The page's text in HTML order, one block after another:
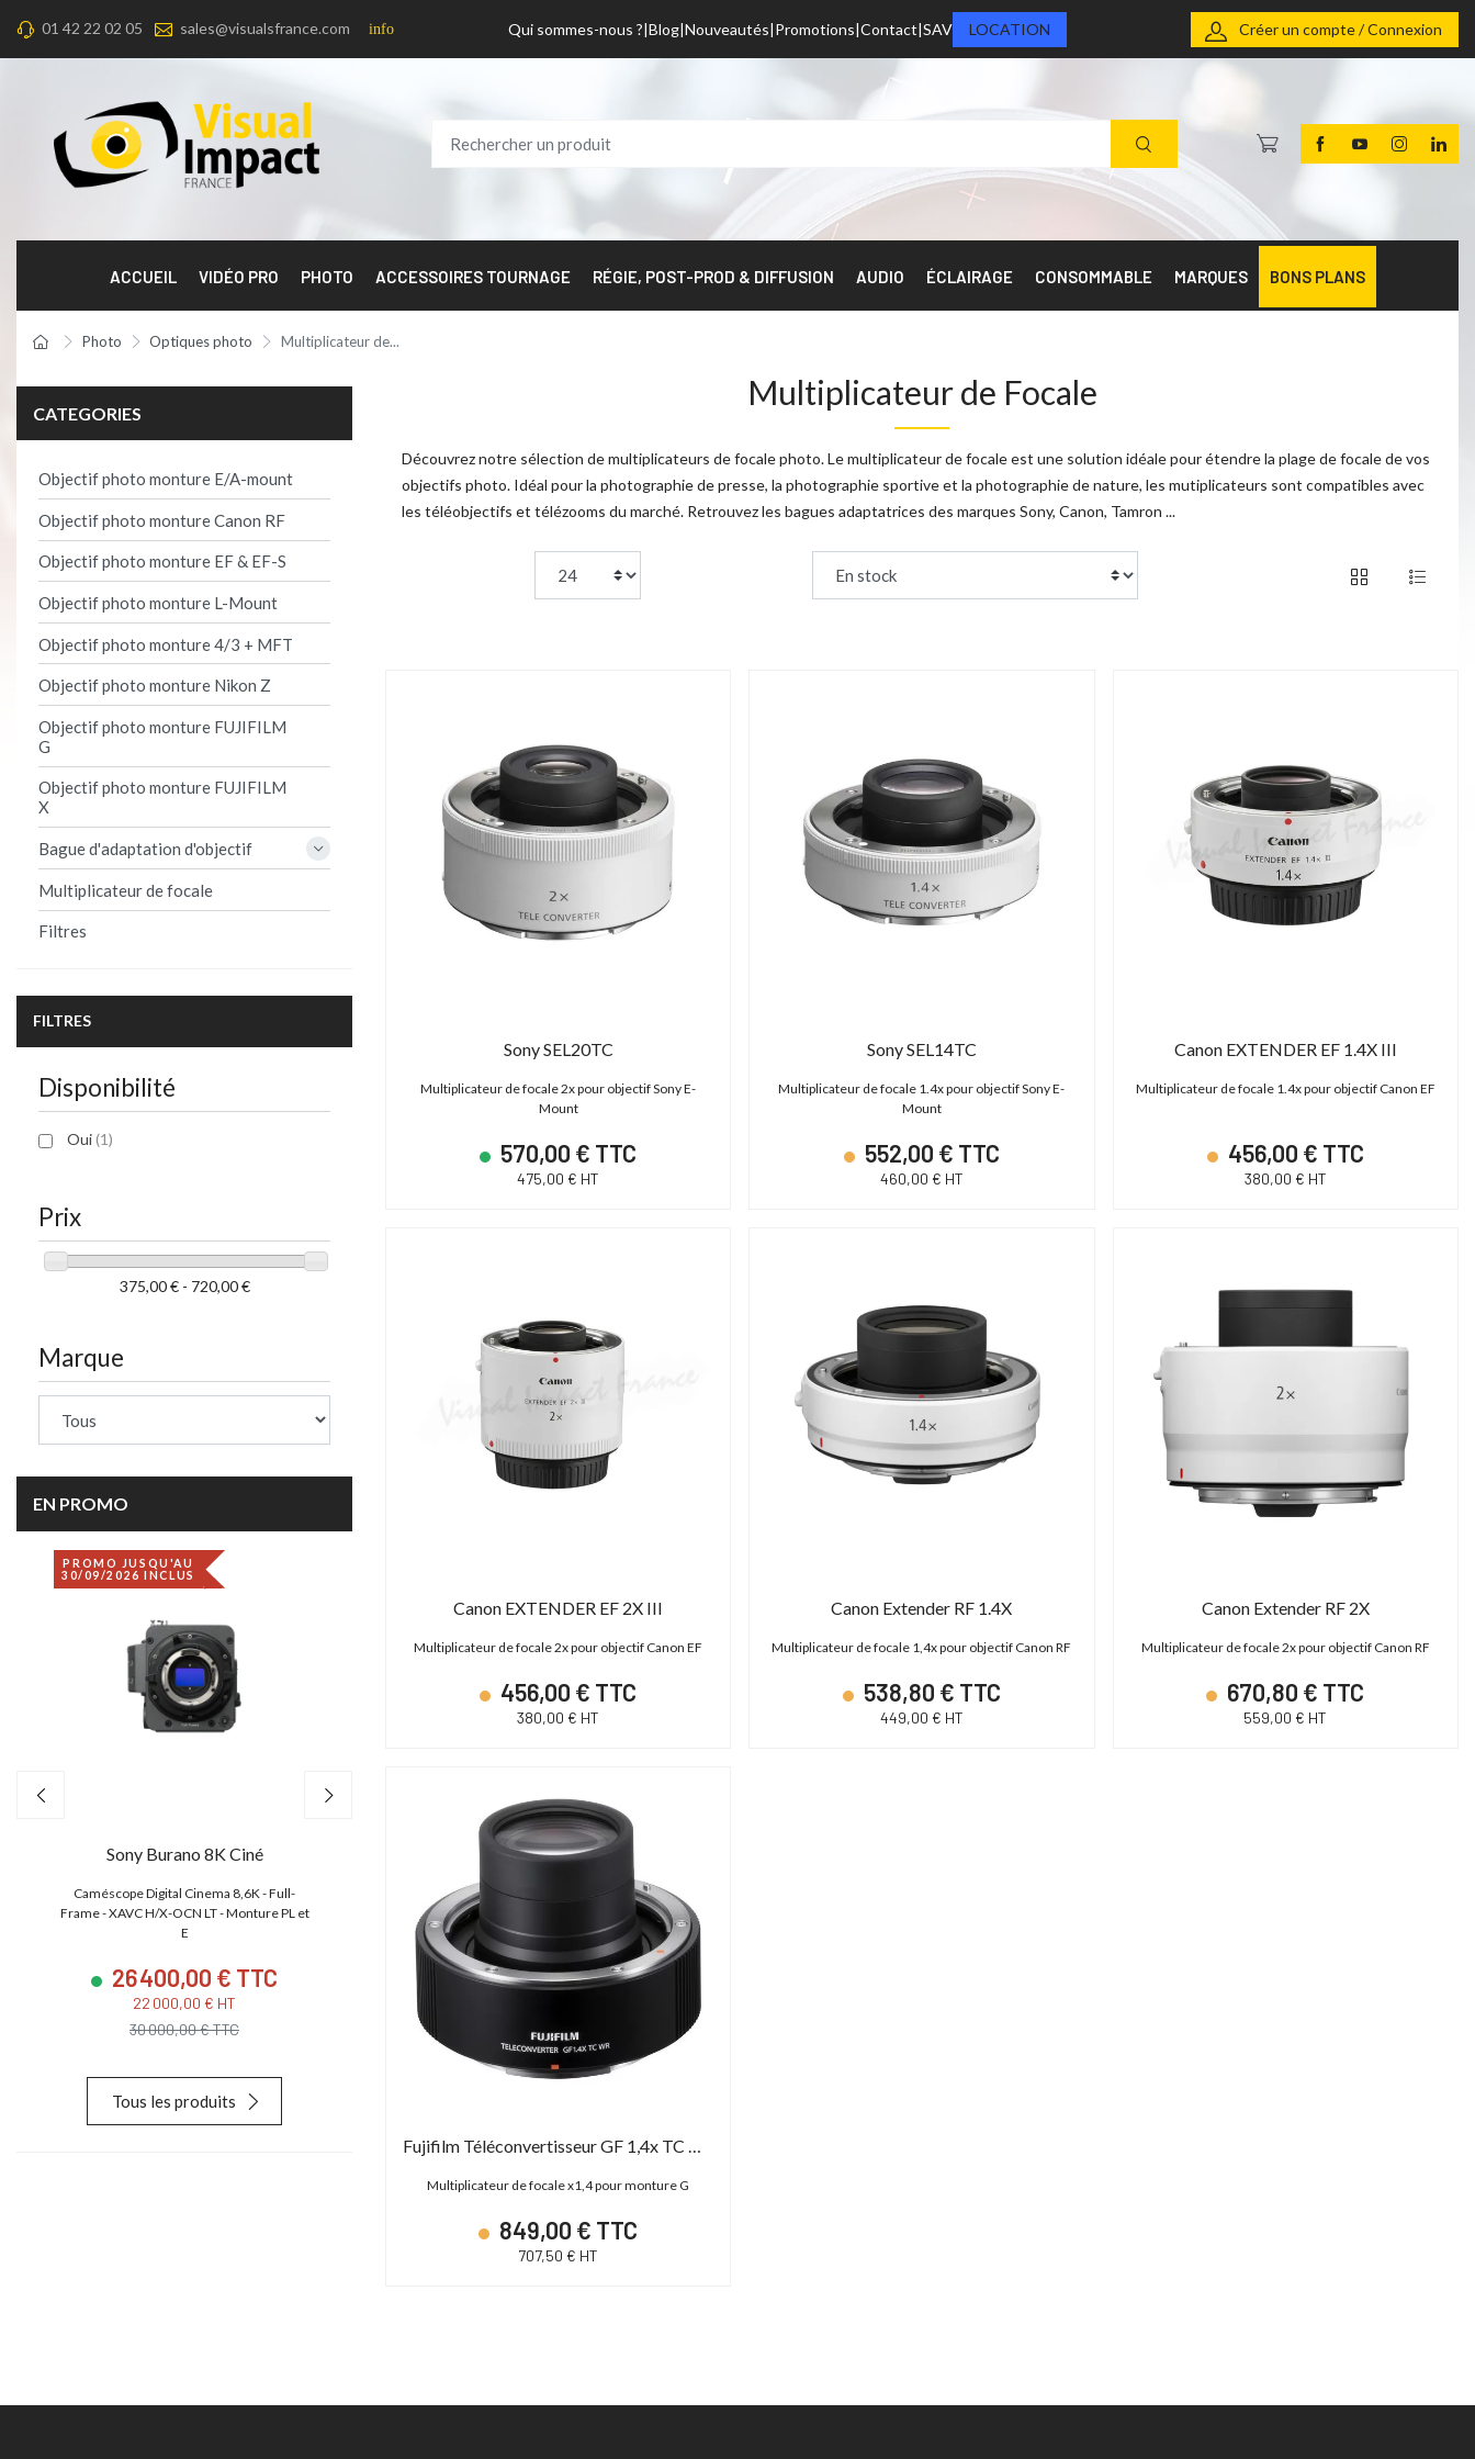
01 42 22 02 05 sales@visualsfrance.com info Qui sommes-nous ? Blog Nouveautés Promotions Contact SAV LOCATION Créer un compte / Connexion
ACCUEIL VIDÉO PRO PHOTO ACCESSOIRES TOURNAGE RÉGIE, POST-PROD & DIFFUSION AUDIO ÉCLAIRAGE CONSOMMABLE MARQUES BONS PLANS
Photo Optiques photo Multiplicateur de...
CATEGORIES
Objectif photo monture E/A-mount
Objectif photo monture Canon RF
Objectif photo monture EF & EF-S
Objectif photo monture L-Mount
Objectif photo monture 4/3 + MFT
Objectif photo monture Nikon Z
Objectif photo monture FUJIFILM
G
Objectif photo monture FUJIFILM
X
Bague d'adaptation d'objectif
Multiplicateur de focale
Filtres
FILTRES
Disponibilité
Oui(1)
Prix
375,00 € - 720,00 €
Marque
EN PROMO
PROMO JUSQU'AU
30/09/2026 INCLUS
Sony Burano 8K Ciné
Caméscope Digital Cinema 8,6K - Full-
Frame - XAVC H/X-OCN LT - Monture PL et
E
26 400,00 € TTC
22 000,00 € HT
30 000,00 € TTC
Canon EOS C700 PL
Caméscope 4K/2K/HD - XF AVC/ProRes -
CMOS S35 4.5K - Monture PL
23 880,00 € TTC
28 627,19 € TTC
Kit 1 émetteur / 1 récepteur vidéo sans fil
4K HDR Full Duplex 300m / 12G-SDI & HDMI
Tous les produits
Multiplicateur de Focale
Découvrez notre sélection de multiplicateurs de focale photo. Le multiplicateur de focale est une solution idéale pour étendre la plage de focale de vos
objectifs photo. Idéal pour la photographie de presse, la photographie sportive et la photographie de nature, les mutiplicateurs sont compatibles avec
les téléobjectifs et télézooms du marché. Retrouvez les bagues adaptatrices des marques Sony, Canon, Tamron ...
Sony SEL20TC
Multiplicateur de focale 2x pour objectif Sony E-
Mount
570,00 € TTC
475,00 € HT
Sony SEL14TC
Multiplicateur de focale 1.4x pour objectif Sony E-
Mount
552,00 € TTC
460,00 € HT
Canon EXTENDER EF 1.4X III
Multiplicateur de focale 1.4x pour objectif Canon EF
456,00 € TTC
380,00 € HT
Canon EXTENDER EF 2X III
Multiplicateur de focale 2x pour objectif Canon EF
456,00 € TTC
380,00 € HT
Canon Extender RF 1.4X
Multiplicateur de focale 1,4x pour objectif Canon RF
538,80 € TTC
449,00 € HT
Canon Extender RF 2X
Multiplicateur de focale 2x pour objectif Canon RF
670,80 € TTC
559,00 € HT
Fujifilm Téléconvertisseur GF 1,4x TC WR
Multiplicateur de focale x1,4 pour monture G
849,00 € TTC
707,50 € HT